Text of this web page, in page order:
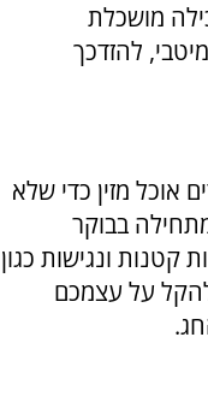
מושכלת
להזדכך
אוכל מזין כדי שלא
בבוקר
קטנות ונגישות כגון
על עצמכם
.